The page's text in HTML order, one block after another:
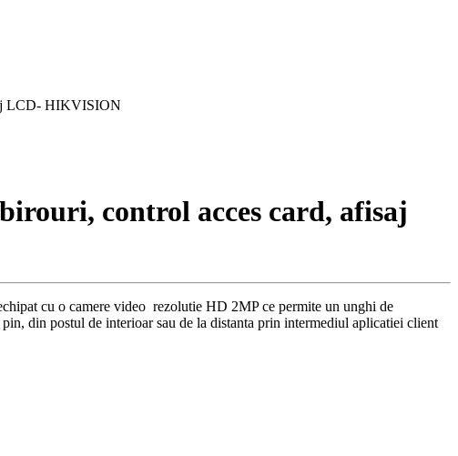
LCD- HIKVISION
control acces card, afisaj
cu o camere video rezolutie HD 2MP ce permite un unghi de
din postul de interioar sau de la distanta prin intermediul aplicatiei client